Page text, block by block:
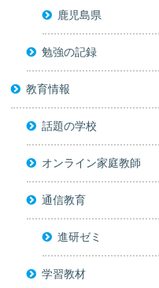
鹿児島県
勉強の記録
教育情報
話題の学校
オンライン家庭教師
通信教育
進研ゼミ
学習教材